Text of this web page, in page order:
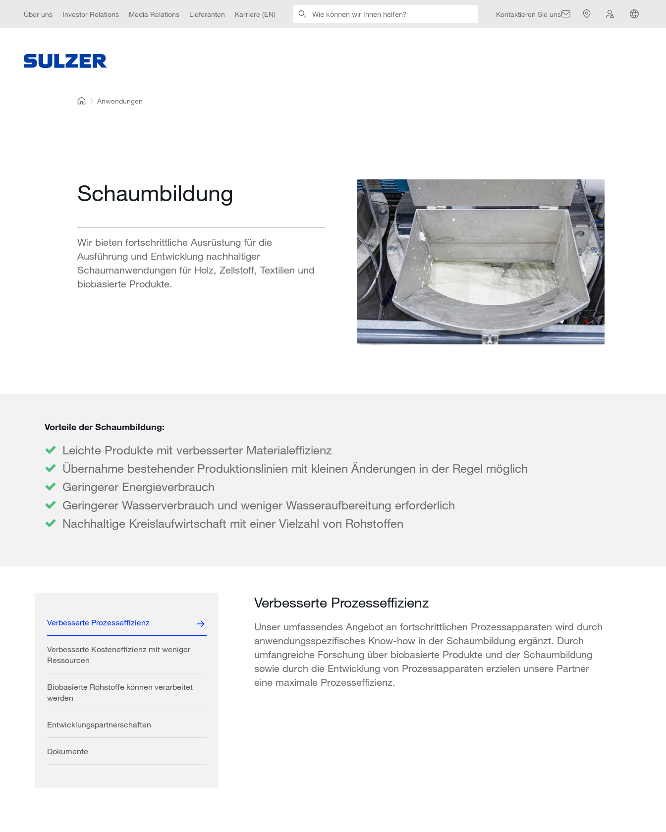
Kontaktieren Sie uns
Über uns Investor Relations Media Relations Lieferanten Karriere (EN)
Anwendungen
Schaumbildung
Wir bieten fortschrittliche Ausrüstung für die
Ausführung und Entwicklung nachhaltiger
Schaumanwendungen für Holz, Zellstoff, Textilien und
biobasierte Produkte.
Vorteile der Schaumbildung:
Leichte Produkte mit verbesserter Materialeffizienz
Übernahme bestehender Produktionslinien mit kleinen Änderungen in der Regel möglich
Geringerer Energieverbrauch
Geringerer Wasserverbrauch und weniger Wasseraufbereitung erforderlich
Nachhaltige Kreislaufwirtschaft mit einer Vielzahl von Rohstoffen
Verbesserte Prozesseffizienz
Verbesserte Prozesseffizienz
Unser umfassendes Angebot an fortschrittlichen Prozessapparaten wird durch
anwendungsspezifisches Know-how in der Schaumbildung ergänzt. Durch
umfangreiche Forschung über biobasierte Produkte und der Schaumbildung
sowie durch die Entwicklung von Prozessapparaten erzielen unsere Partner
eine maximale Prozesseffizienz.
Verbesserte Kosteneffizienz mit weniger
Ressourcen
Biobasierte Rohstoffe können verarbeitet
werden
Entwicklungspartnerschaften
Dokumente